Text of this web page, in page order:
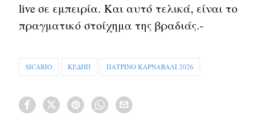
live σε εμπειρία. Και αυτό τελικά, είναι το
πραγματικό στοίχημα της βραδιάς.-
SICARIO ΚΕΔΗΠ ΠΑΤΡΙΝΟ ΚΑΡΝΑΒΑΛΙ 2026